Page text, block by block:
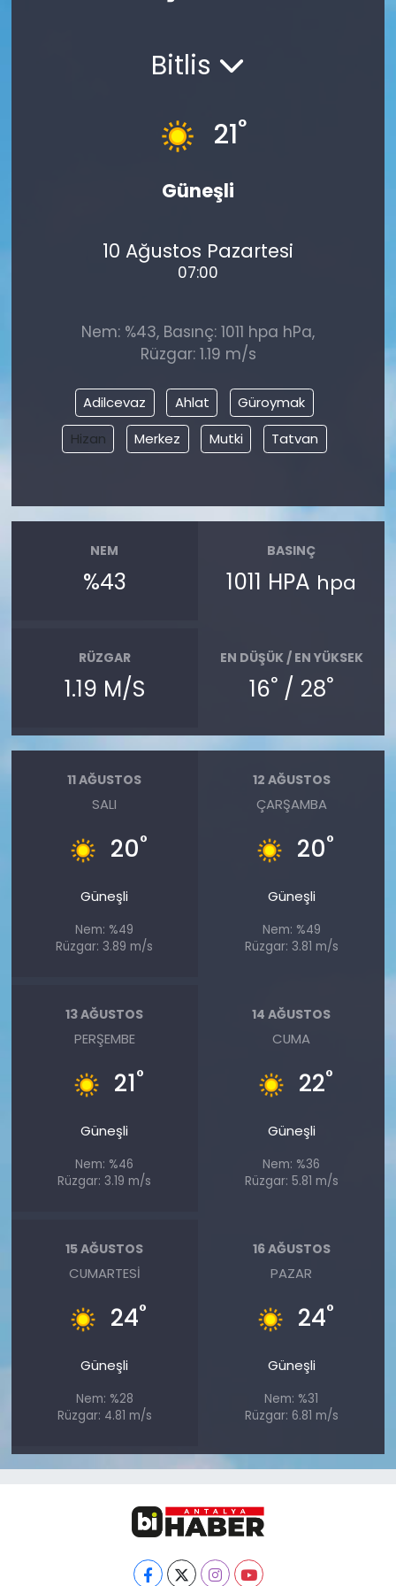
Bitlis
21°
Güneşli
10 Ağustos Pazartesi
07:00
Nem: %43, Basınç: 1011 hpa hPa,
Rüzgar: 1.19 m/s
Adilcevaz Ahlat
Güroymak
Hizan
Merkez Mutki Tatvan
NEM
%43
BASINÇ
1011 HPA hpa
RÜZGAR
1.19 M/S
EN DÜŞÜK / EN YÜKSEK
16° / 28°
11 AĞUSTOS
SALI
20°
Güneşli
Nem: %49
Rüzgar: 3.89 m/s
12 AĞUSTOS
ÇARŞAMBA
20°
Güneşli
Nem: %49
Rüzgar: 3.81 m/s
13 AĞUSTOS
PERŞEMBE
21°
Güneşli
Nem: %46
Rüzgar: 3.19 m/s
14 AĞUSTOS
CUMA
22°
Güneşli
Nem: %36
Rüzgar: 5.81 m/s
15 AĞUSTOS
CUMARTESI
24°
Güneşli
Nem: %28
Rüzgar: 4.81 m/s
16 AĞUSTOS
PAZAR
24°
Güneşli
Nem: %31
Rüzgar: 6.81 m/s